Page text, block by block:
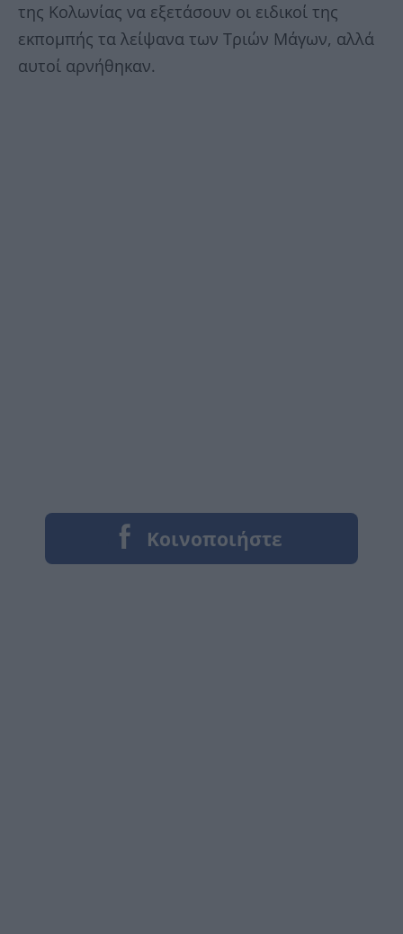
της Κολωνίας να εξετάσουν οι ειδικοί της
εκπομπής τα λείψανα των Τριών Μάγων, αλλά
αυτοί αρνήθηκαν.